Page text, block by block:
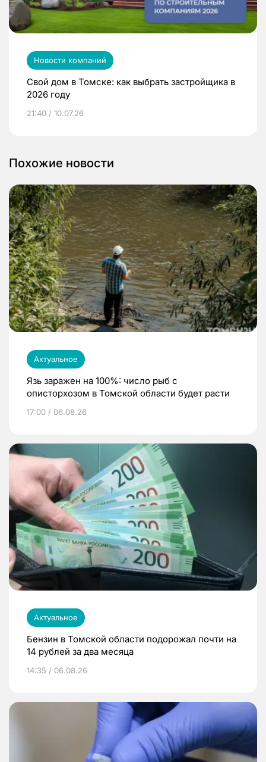
Новости компаний
Свой дом в Томске: как выбрать застройщика в
2026 году
21:40 / 10.07.26
Похожие новости
Актуальное
Язь заражен на 100%: число рыб с
описторхозом в Томской области будет расти
17:00 / 06.08.26
Актуальное
Бензин в Томской области подорожал почти на
14 рублей за два месяца
14:35 / 06.08.26